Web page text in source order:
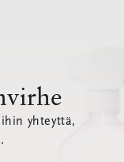
yhteyttä,